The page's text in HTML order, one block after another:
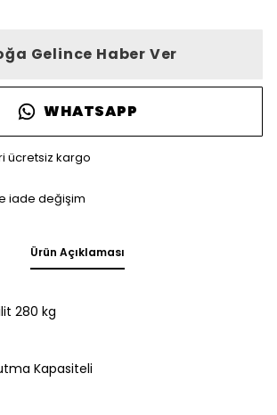
Gelince Haber Ver
WHATSAPP
ücretsiz kargo
iade değişim
Ürün Açıklaması
280 kg
Kapasiteli